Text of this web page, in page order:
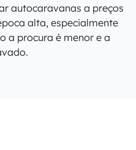
autocaravanas a preços
alta, especialmente
a procura é menor e a